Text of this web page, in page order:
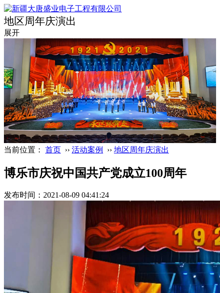
地区周年庆演出
展开
当前位置： 首页 ›› 活动案例 ›› 地区周年庆演出
博乐市庆祝中国共产党成立100周年
发布时间：2021-08-09 04:41:24